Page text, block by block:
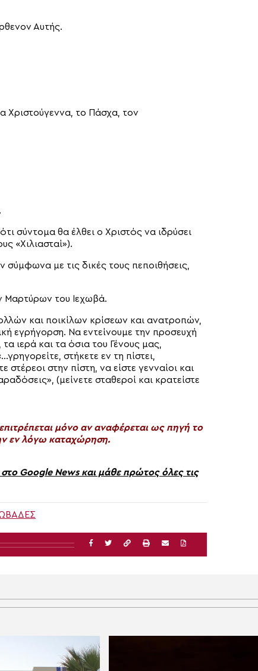
Αυτής.
Χριστούγεννα, το Πάσχα, τον
σύντομα θα έλθει ο Χριστός να ιδρύσει
«Χιλιασταί»).
σύμφωνα με τις δικές τους πεποιθήσεις,
Μαρτύρων του Ιεχωβά.
και ποικίλων κρίσεων και ανατροπών,
εγρήγορση. Να εντείνουμε την προσευχή
ιερά και τα όσια του Γένους μας,
στήκετε εν τη πίστει,
στην πίστη, να είστε γενναίοι και
(μείνετε σταθεροί και κρατείστε
μόνο αν αναφέρεται ως πηγή το
εν λόγω καταχώρηση.
Google News και μάθε πρώτος όλες τις